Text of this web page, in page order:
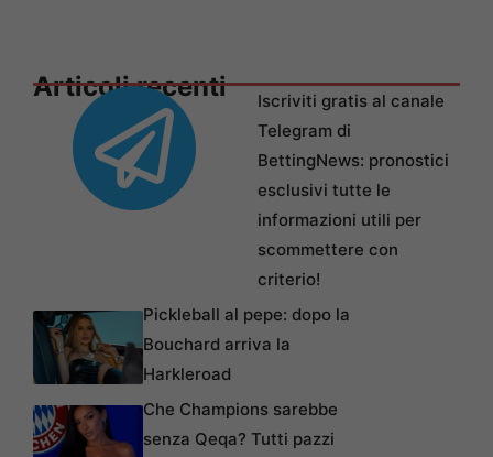
Articoli recenti
Iscriviti gratis al canale
Telegram di
BettingNews: pronostici
esclusivi tutte le
informazioni utili per
scommettere con
criterio!
Pickleball al pepe: dopo la
Bouchard arriva la
Harkleroad
Che Champions sarebbe
senza Qeqa? Tutti pazzi